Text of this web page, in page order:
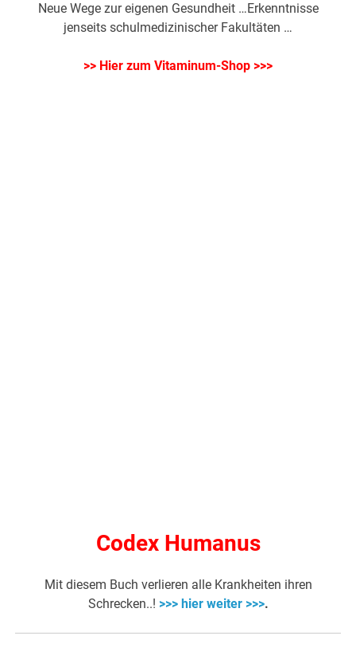
Neue Wege zur eigenen Gesundheit …Erkenntnisse
jenseits schulmedizinischer Fakultäten …
>> Hier zum Vitaminum-Shop >>>
Codex Humanus
Mit diesem Buch verlieren alle Krankheiten ihren
Schrecken..! >>> hier weiter >>>.